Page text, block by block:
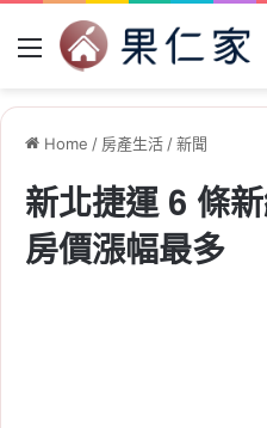
Menu
Home / 房產生活/新聞
新北捷運 6 條新
房價漲幅最多